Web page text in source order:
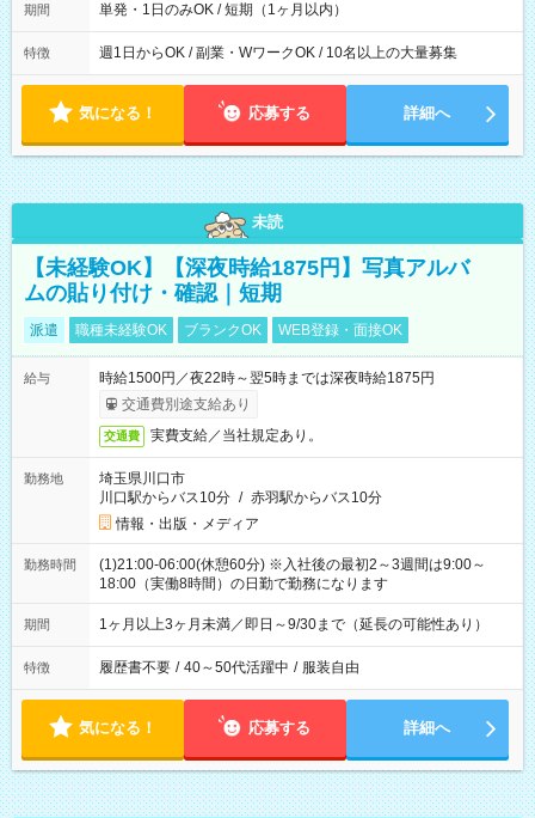
期間 単発・1日のみOK / 短期（1ヶ月以内）
特徴 週1日からOK / 副業・WワークOK / 10名以上の大量募集
気になる！ 応募する 詳細へ
未読
【未経験OK】【深夜時給1875円】写真アルバ
ムの貼り付け・確認｜短期
派遣 職種未経験OK ブランクOK WEB登録・面接OK
給与
時給1500円／夜22時～翌5時までは深夜時給1875円
交通費別途支給あり
交通費 実費支給／当社規定あり。
勤務地
埼玉県川口市
川口駅からバス10分 / 赤羽駅からバス10分
情報・出版・メディア
勤務時間
(1)21:00-06:00(休憩60分) ※入社後の最初2～3週間は9:00～
18:00（実働8時間）の日勤で勤務になります
期間 1ヶ月以上3ヶ月未満／即日～9/30まで（延長の可能性あり）
特徴 履歴書不要 / 40～50代活躍中 / 服装自由
気になる！ 応募する 詳細へ